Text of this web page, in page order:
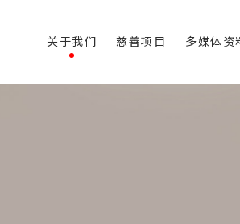
关于我们 慈善项目 多媒体资